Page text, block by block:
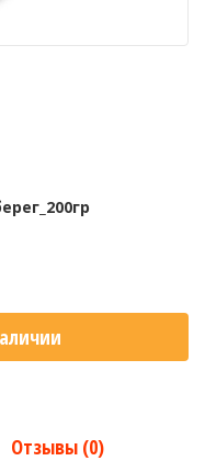
Отзывы (0)